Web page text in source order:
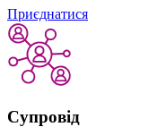
Приєднатися
Супровід